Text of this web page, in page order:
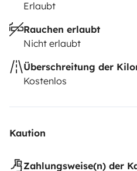
Erlaubt
Rauchen erlaubt
Nicht erlaubt
Überschreitung der
Kostenlos
Kaution
Zahlungsweise(n) der